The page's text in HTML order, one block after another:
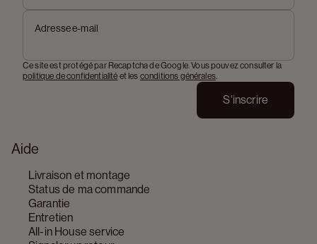
Aide
Livraison et montage
Status de ma commande
Garantie
Entretien
All-in House service
Adresse e-mail
Ce site est protégé par Recaptcha de Google. Vous pouvez consulter la
politique de confidentialité et les conditions générales.
S'inscrire